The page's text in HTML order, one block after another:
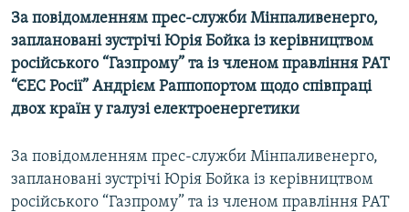
УКРАЇНА
СВІТ
СХЕМИ
КИТАЙ.ВИКЛИКИ
МУЛЬТИМЕДІА
ФОТО
СПЕЦПРОЄКТИ
ПОДКАСТИ
За повідомленням прес-служби Мінпаливенерго,
заплановані зустрічі Юрія Бойка із керівництвом
російського “Газпрому” та із членом правління РАТ
“ЄЕС Росії” Андрієм Раппопортом щодо співпраці
двох країн у галузі електроенергетики
За повідомленням прес-служби Мінпаливенерго,
заплановані зустрічі Юрія Бойка із керівництвом
російського “Газпрому” та із членом правління РАТ